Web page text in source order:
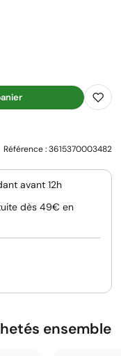
Référence :3615370003482
avant 12h
dès 49€ en
ensemble